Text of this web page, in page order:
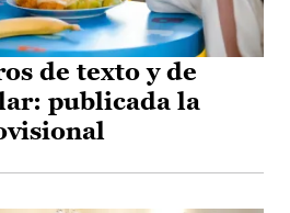
de texto y de
publicada la